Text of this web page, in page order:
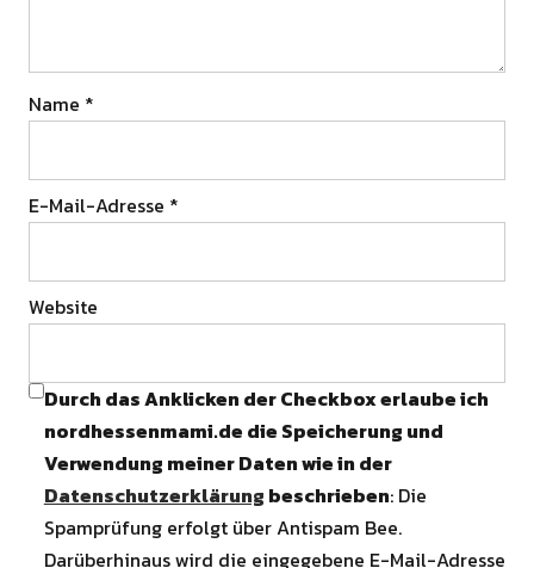
Name *
E-Mail-Adresse *
Website
Durch das Anklicken der Checkbox erlaube ich
nordhessenmami.de die Speicherung und
Verwendung meiner Daten wie in der
Datenschutzerklärung beschrieben: Die
Spamprüfung erfolgt über Antispam Bee.
Darüberhinaus wird die eingegebene E-Mail-Adresse